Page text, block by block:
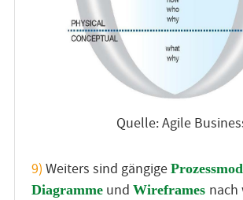
Quelle: Agile
9) Weiters sind gängige
Diagrammeund Wireframes nach